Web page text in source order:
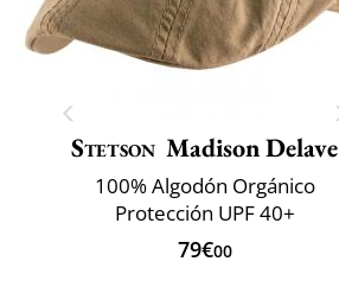
Stetson Madison Delave
100% Algodón Orgánico
Protección UPF 40+
79€00